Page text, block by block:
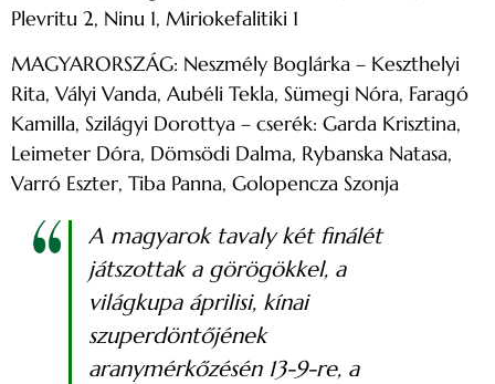
Plevritu 2, Ninu 1, Miriokefalitiki 1
MAGYARORSZÁG: Neszmély Boglárka – Keszthelyi
Rita, Vályi Vanda, Aubéli Tekla, Sümegi Nóra, Faragó
Kamilla, Szilágyi Dorottya – cserék: Garda Krisztina,
Leimeter Dóra, Dömsödi Dalma, Rybanska Natasa,
Varró Eszter, Tiba Panna, Golopencza Szonja
A magyarok tavaly két finálét
játszottak a görögökkel, a
világkupa áprilisi, kínai
szuperdöntőjének
aranymérkőzésén 13-9-re, a